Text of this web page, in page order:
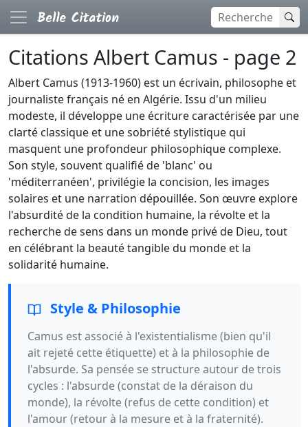
Citations Albert Camus - page 2
Albert Camus (1913-1960) est un écrivain, philosophe et
journaliste français né en Algérie. Issu d'un milieu
modeste, il développe une écriture caractérisée par une
clarté classique et une sobriété stylistique qui
masquent une profondeur philosophique complexe.
Son style, souvent qualifié de 'blanc' ou
'méditerranéen', privilégie la concision, les images
solaires et une narration dépouillée. Son œuvre explore
l'absurdité de la condition humaine, la révolte et la
recherche de sens dans un monde privé de Dieu, tout
en célébrant la beauté tangible du monde et la
solidarité humaine.
Style & Philosophie
Camus est associé à l'existentialisme (bien qu'il
ait rejeté cette étiquette) et à la philosophie de
l'absurde. Sa pensée se structure autour de trois
cycles : l'absurde (constat de la déraison du
monde), la révolte (refus de cette condition) et
l'amour (retour à la mesure et à la fraternité).